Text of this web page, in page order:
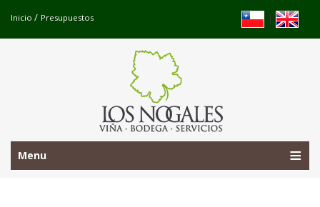
Inicio / Presupuestos |
Menu